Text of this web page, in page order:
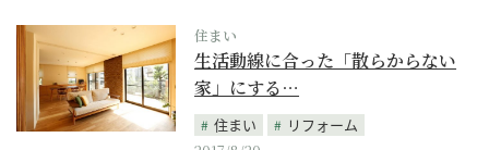
住まい
生活動線に合った「散らからない
家」にする…
住まい
リフォーム